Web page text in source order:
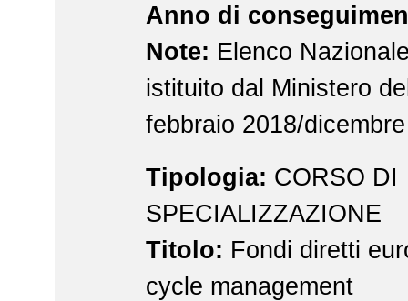
Anno di
Note: Elenco
istituito dal Ministero
febbraio 2018/
Tipologia: CORSO DI
SPECIALIZZAZIONE
Titolo: Fondi diretti
cycle management